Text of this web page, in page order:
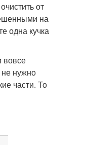
от
на
одна кучка
вовсе
нужно
части. То